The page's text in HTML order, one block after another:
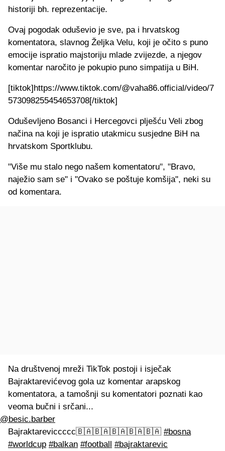
historiji bh. reprezentacije.
Ovaj pogodak oduševio je sve, pa i hrvatskog
komentatora, slavnog Željka Velu, koji je očito s puno
emocije ispratio majstoriju mlade zvijezde, a njegov
komentar naročito je pokupio puno simpatija u BiH.
[tiktok]https://www.tiktok.com/@vaha86.official/video/7
573098255454653708[/tiktok]
Oduševljeno Bosanci i Hercegovci plješću Veli zbog
načina na koji je ispratio utakmicu susjedne BiH na
hrvatskom Sportklubu.
"Više mu stalo nego našem komentatoru", "Bravo,
naježio sam se" i "Ovako se poštuje komšija", neki su
od komentara.
Na društvenoj mreži TikTok postoji i isječak
Bajraktarevićevog gola uz komentar arapskog
komentatora, a tamošnji su komentatori poznati kao
veoma bučni i srčani...
@besic.barber
Bajraktareviccccc🇧🇦🇧🇦🇧🇦🇧🇦🇧🇦 #bosna
#worldcup #balkan #football #bajraktarevic